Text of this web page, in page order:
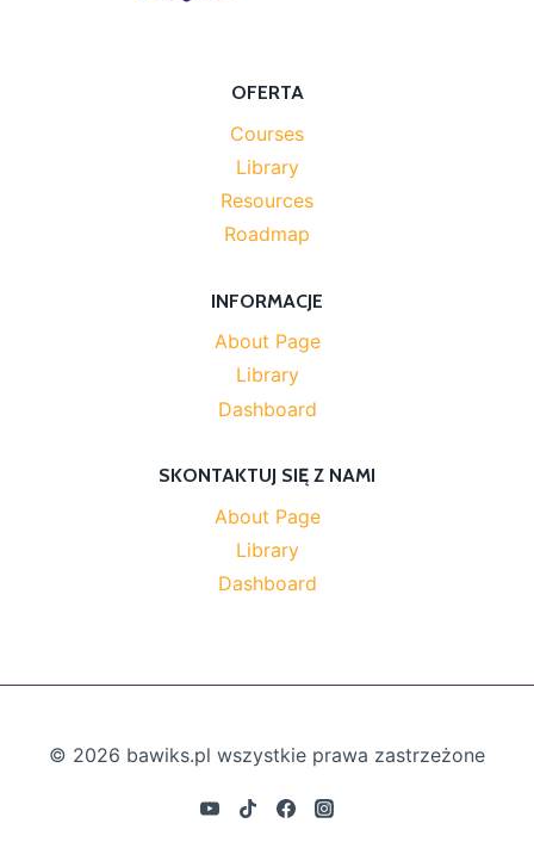
OFERTA
Courses
Library
Resources
Roadmap
INFORMACJE
About Page
Library
Dashboard
SKONTAKTUJ SIĘ Z NAMI
About Page
Library
Dashboard
© 2026 bawiks.pl wszystkie prawa zastrzeżone